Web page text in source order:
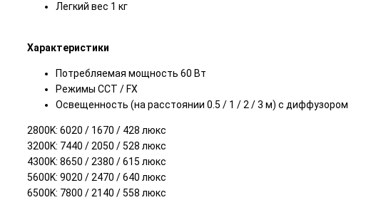
Легкий вес 1 кг
Характеристики
Потребляемая мощность 60 Вт
Режимы CCT / FX
Освещенность (на расстоянии 0.5 / 1 / 2 / 3 м) с диффузором
2800K: 6020 / 1670 / 428 люкс
3200K: 7440 / 2050 / 528 люкс
4300K: 8650 / 2380 / 615 люкс
5600K: 9020 / 2470 / 640 люкс
6500K: 7800 / 2140 / 558 люкс